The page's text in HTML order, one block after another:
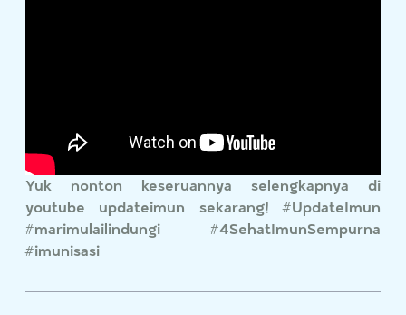
Yuk nonton keseruannya selengkapnya di
youtube updateimun sekarang! #UpdateImun
#marimulailindungi #4SehatImunSempurna
#imunisasi